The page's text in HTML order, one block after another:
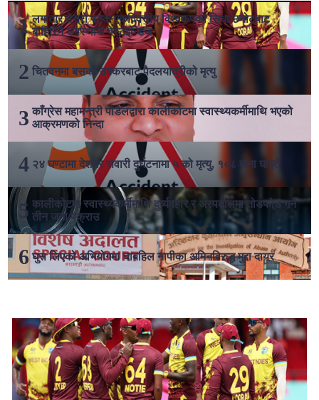
लगातार तेस्रो पटक एकदिवसीय विश्वकपको सिधा छनोटबाट
बाहिरिने अवस्थामा वेस्टइन्डिज
चितवनमा बसको ठक्करबाट पैदलयात्रीको मृत्यु
काँग्रेस महामन्त्री पौडेलद्वारा कालीकोटमा स्वास्थ्यकर्मीमाथि भएको
आक्रमणको निन्दा
२४ घण्टामा देशभर सवारी दुर्घटनामा ५ को मृत्यु, १०८ जना घाइते
कालीकोटमा स्वास्थ्यकर्मीमाथि दुर्व्यवहार र अस्पतालमा तोडफोड गर्ने
तीन जना पक्राउ
घुस लिएको अभियोगमा चाबहिल नापीका अमिनविरुद्ध मुद्दा दायर